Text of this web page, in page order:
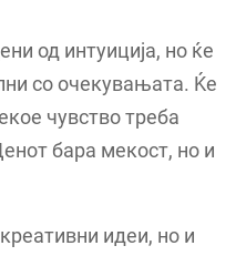
од интуиција, но ќе
со очекувањата. Ќе
чувство треба
бара мекост, но и
идеи, но и